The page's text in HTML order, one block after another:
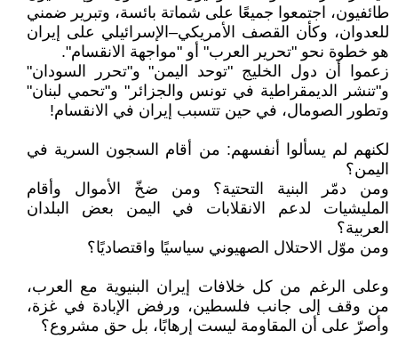
طائفيون، اجتمعوا جميعًا على شماتة بائسة، وتبرير ضمني
للعدوان، وكأن القصف الأمريكي–الإسرائيلي على إيران
هو خطوة نحو "تحرير العرب" أو "مواجهة الانقسام".
زعموا أن دول الخليج "توحد اليمن" و"تحرر السودان"
و"تنشر الديمقراطية في تونس والجزائر" و"تحمي لبنان"
وتطور الصومال، في حين تتسبب إيران في الانقسام!
لكنهم لم يسألوا أنفسهم: من أقام السجون السرية في
اليمن؟
ومن دمّر البنية التحتية؟ ومن ضخّ الأموال وأقام
المليشيات لدعم الانقلابات في اليمن بعض البلدان
العربية؟
ومن موّل الاحتلال الصهيوني سياسيًا واقتصاديًا؟
وعلى الرغم من كل خلافات إيران البنيوية مع العرب،
من وقف إلى جانب فلسطين، ورفض الإبادة في غزة،
وأصرّ على أن المقاومة ليست إرهابًا، بل حق مشروع؟